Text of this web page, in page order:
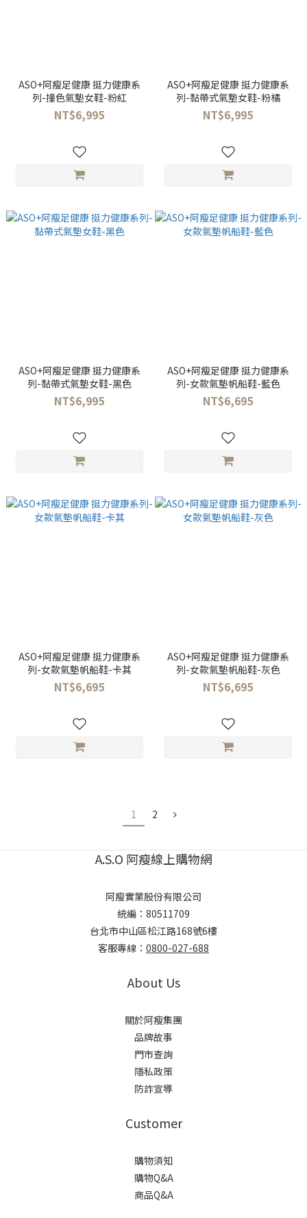
ASO+阿瘦足健康 挺力健康系
列-撞色氣墊女鞋-粉紅
NT$6,995
ASO+阿瘦足健康 挺力健康系
列-黏帶式氣墊女鞋-粉橘
NT$6,995
ASO+阿瘦足健康 挺力健康系
列-黏帶式氣墊女鞋-黑色
NT$6,995
ASO+阿瘦足健康 挺力健康系
列-女款氣墊帆船鞋-藍色
NT$6,695
ASO+阿瘦足健康 挺力健康系
列-女款氣墊帆船鞋-卡其
NT$6,695
ASO+阿瘦足健康 挺力健康系
列-女款氣墊帆船鞋-灰色
NT$6,695
1 2
A.S.O 阿瘦線上購物網
阿瘦實業股份有限公司
統編：80511709
台北市中山區松江路168號6樓
客服專線： 0800-027-688
About Us
關於阿瘦集團
品牌故事
門市查詢
隱私政策
防詐宣導
Customer
購物須知
購物Q&A
商品Q&A